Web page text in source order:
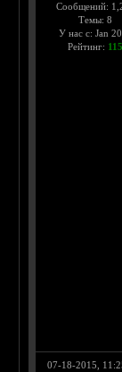
Сообщений:
Темы: 8
У нас с: Jan
Рейтинг: 115
07-18-2015,